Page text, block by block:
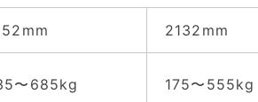
2132mm
〜685kg 175〜555kg